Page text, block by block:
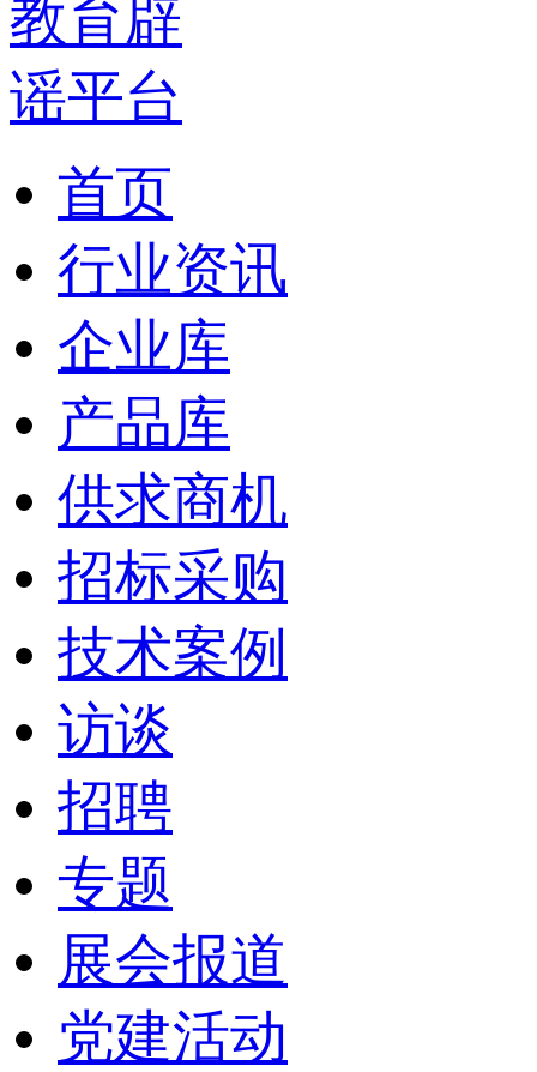
首页
行业资讯
企业库
产品库
供求商机
招标采购
技术案例
访谈
招聘
专题
展会报道
党建活动